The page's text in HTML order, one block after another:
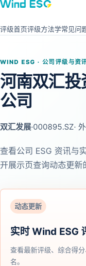
评级首页评级方法学常见问
WIND ESG · 公司评级与资
河南双汇
公司
双汇发展·000895.SZ·
查看公司 ESG 资讯与
开展示页查询动态更新
动态更新
实时 Wind ESG
查看最新评级、综合得
名。